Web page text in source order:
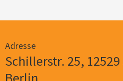
Adresse
Schillerstr. 25,